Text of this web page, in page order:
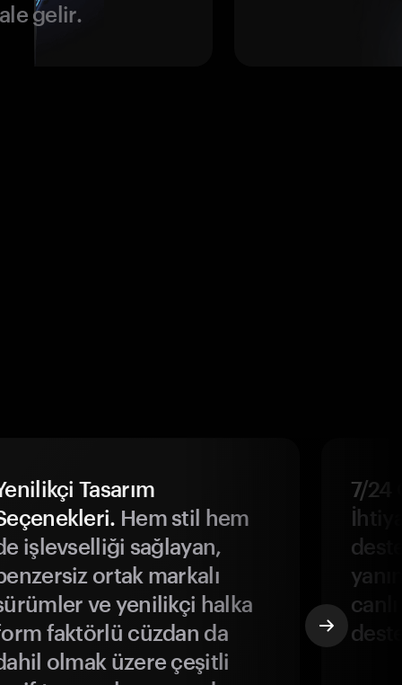
gelir.
Tasarım
Hem stil hem
işlevselliği sağlayan,
ortak markalı
ve yenilikçi halka
faktörlü cüzdan da
olmak üzere çeşitli
7/24